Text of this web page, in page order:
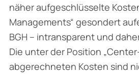
näher aufgeschlüsselte
Managements“ gesondert
BGH – intransparent und
Die unter der Position
abgerechneten Kosten sind